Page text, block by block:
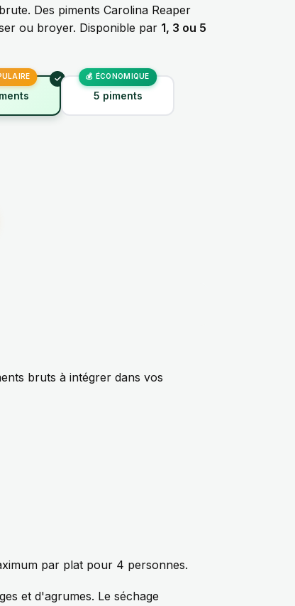
Des piments Carolina Reaper
ou broyer. Disponible par 1, 3 ou 5
5 piments
bruts à intégrer dans vos
par plat pour 4 personnes.
et d'agrumes. Le séchage